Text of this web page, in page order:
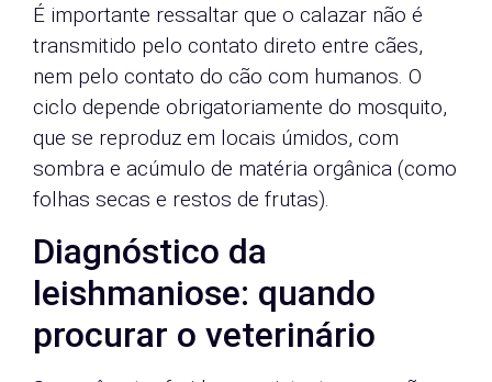
É importante ressaltar que o calazar não é
transmitido pelo contato direto entre cães,
nem pelo contato do cão com humanos. O
ciclo depende obrigatoriamente do mosquito,
que se reproduz em locais úmidos, com
sombra e acúmulo de matéria orgânica (como
folhas secas e restos de frutas).
Diagnóstico da
leishmaniose: quando
procurar o veterinário